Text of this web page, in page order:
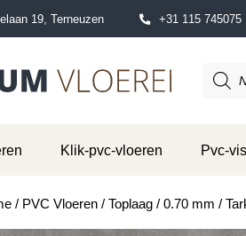
19, Terneuzen +31 115 745075
zoeken
Klik-pvc-vloeren Pvc-
/ PVC Vloeren/ Toplaag/ 0.70 mm /